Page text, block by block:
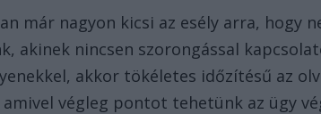
már nagyon kicsi az esély arra, hogy
akinek nincsen szorongással
akkor tökéletes időzítésű az
végleg pontot tehetünk az ügy